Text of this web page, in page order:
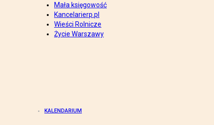
Mała księgowość
Kancelarierp.pl
Wieści Rolnicze
Życie Warszawy
KALENDARIUM